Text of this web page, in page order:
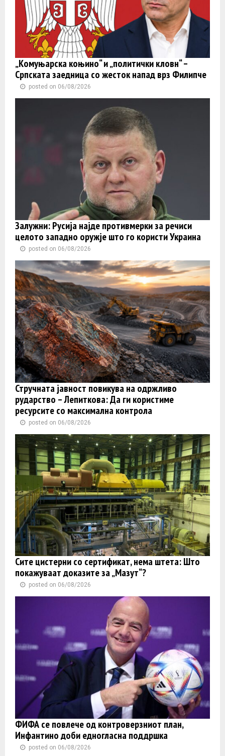
„Комуњарска коњино“ и „политички кловн“ –
Српската заедница со жесток напад врз Филипче
posted on 06/08/2026
Залужни: Русија најде противмерки за речиси
целото западно оружје што го користи Украина
posted on 06/08/2026
Стручната јавност повикува на одржливо
рударство – Лепиткова: Да ги користиме
ресурсите со максимална контрола
posted on 06/08/2026
Сите цистерни со сертификат, нема штета: Што
покажуваат доказите за „Мазут“?
posted on 06/08/2026
ФИФА се повлече од контроверзниот план,
Инфантино доби едногласна поддршка
posted on 06/08/2026